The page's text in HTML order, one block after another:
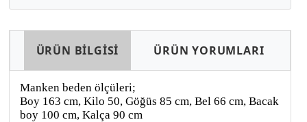
ÜRÜN BİLGİSİ ÜRÜN YORUMLARI
Manken beden ölçüleri;
Boy 163 cm, Kilo 50, Göğüs 85 cm, Bel 66 cm, Bacak
boy 100 cm, Kalça 90 cm